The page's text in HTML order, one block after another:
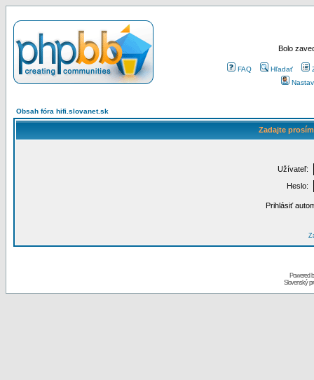
Bolo
FAQ Hľadať
Obsah fóra hifi.slovanet.sk
Zadajte
Užívateľ:
Heslo:
Prihlásiť
Powered
Slovenský